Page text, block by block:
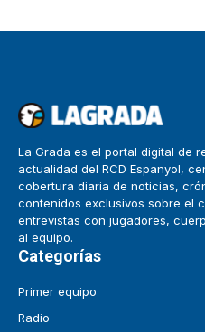
La Grada es el portal digital de
actualidad del RCD Espanyol,
cobertura diaria de noticias,
contenidos exclusivos sobre el
entrevistas con jugadores,
al equipo.
Categorías
Primer equipo
Radio